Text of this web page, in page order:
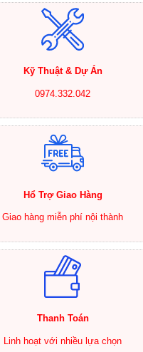
Kỹ Thuật & Dự Án
0974.332.042
Hổ Trợ Giao Hàng
Giao hàng miễn phí nội thành
Thanh Toán
Linh hoạt với nhiều lựa chọn